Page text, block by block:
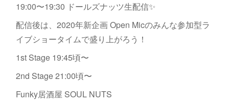
19:00〜19:30 ドールズナッツ生配信✨
配信後は、2020年新企画 Open Micのみんな参加型ラ
イブショータイムで盛り上がろう！
1st Stage 19:45頃〜
2nd Stage 21:00頃〜
Funky居酒屋 SOUL NUTS